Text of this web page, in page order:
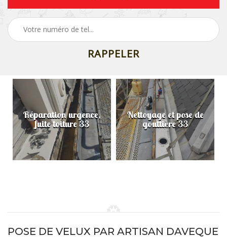
Réparation urgence,
fuite toiture 33
Nettoyage et pose de
gouttière 33
POSE DE VELUX PAR ARTISAN DAVEQUE